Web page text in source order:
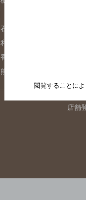
石川県のバー検索
和歌山県のバー検索
香川県のバー検索
熊本県のバー検索
店舗
閲覧することによ